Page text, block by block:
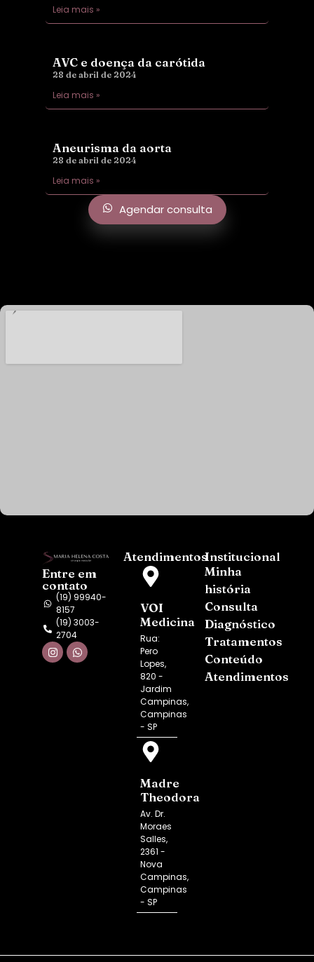
Agendar consulta
Leia mais »
AVC e doença da carótida
28 de abril de 2024
Leia mais »
Aneurisma da aorta
28 de abril de 2024
Leia mais »
Entre em
contato
(19) 99940-
8157
(19) 3003-
2704
Atendimentos
VOI
Medicina
Rua:
Pero
Lopes,
820 -
Jardim
Campinas,
Campinas
- SP
Madre
Theodora
Av. Dr.
Moraes
Salles,
2361 -
Nova
Campinas,
Campinas
- SP
Institucional
Minha
história
Consulta
Diagnóstico
Tratamentos
Conteúdo
Atendimentos